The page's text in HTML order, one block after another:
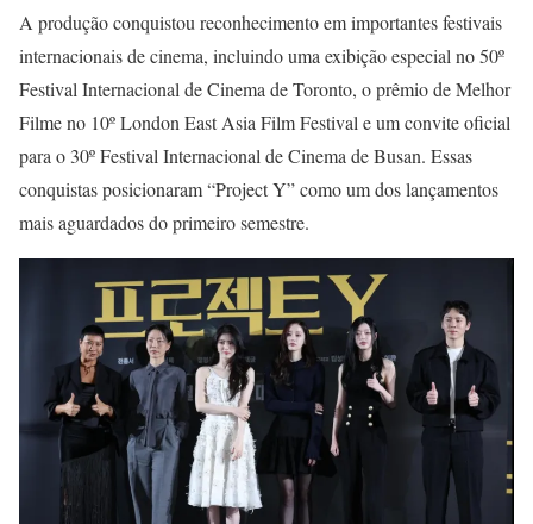
A produção conquistou reconhecimento em importantes festivais
internacionais de cinema, incluindo uma exibição especial no 50º
Festival Internacional de Cinema de Toronto, o prêmio de Melhor
Filme no 10º London East Asia Film Festival e um convite oficial
para o 30º Festival Internacional de Cinema de Busan. Essas
conquistas posicionaram “Project Y” como um dos lançamentos
mais aguardados do primeiro semestre.